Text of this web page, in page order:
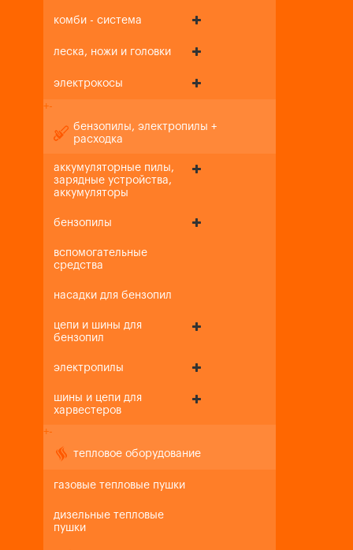
комби - система
леска, ножи и головки
электрокосы
+-
бензопилы, электропилы +
расходка
аккумуляторные пилы,
зарядные устройства,
аккумуляторы
бензопилы
вспомогательные
средства
насадки для бензопил
цепи и шины для
бензопил
электропилы
шины и цепи для
харвестеров
+-
тепловое оборудование
газовые тепловые пушки
дизельные тепловые
пушки